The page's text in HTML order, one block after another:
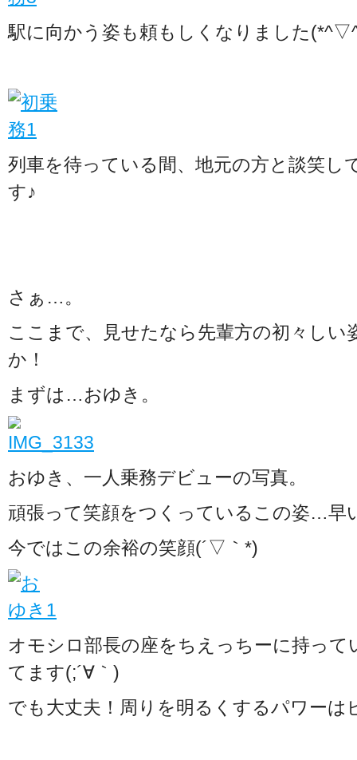
駅に向かう姿も頼もしくなりました
列車を待っている間、地元の方と談笑し
す♪
さぁ…。
ここまで、見せたなら先輩方の初々し
か！
まずは…おゆき。
おゆき、一人乗務デビューの写真。
頑張って笑顔をつくっているこの姿…早
今ではこの余裕の笑顔(´▽｀*)
オモシロ部長の座をちえっちーに持っ
てます(;´∀｀)
でも大丈夫！周りを明るくするパワー